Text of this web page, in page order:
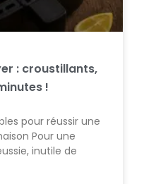
: croustillants,
!
pour réussir une
Pour une
inutile de